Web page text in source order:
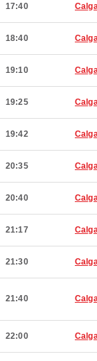
17:40
18:40
19:10
19:25
19:42
20:35
20:40
21:17
21:30
21:40
22:00